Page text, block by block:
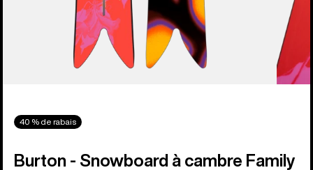
40 % de rabais
Burton - Snowboard à cambre Family